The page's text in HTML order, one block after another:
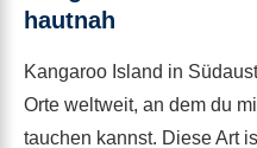
hautnah
Kangaroo Island in
Orte weltweit, an dem du
tauchen kannst. Diese Art